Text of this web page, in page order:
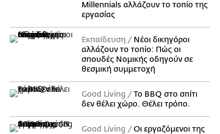
Millennials αλλάζουν το τοπίο της
εργασίας
Εκπαίδευση
Νέοι δικηγόροι
αλλάζουν το τοπίο: Πώς οι
σπουδές Νομικής οδηγούν σε
θεσμική συμμετοχή
Good Living
Το BBQ στο σπίτι
δεν θέλει χώρο. Θέλει τρόπο.
Good Living
Οι εργαζόμενοι της